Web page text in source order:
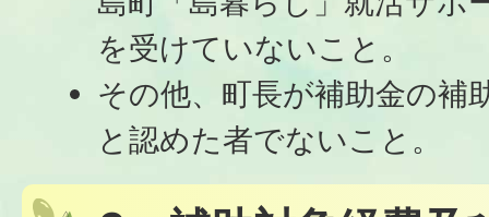
を受けていないこと。
その他、町長が補助金の補
と認めた者でないこと。